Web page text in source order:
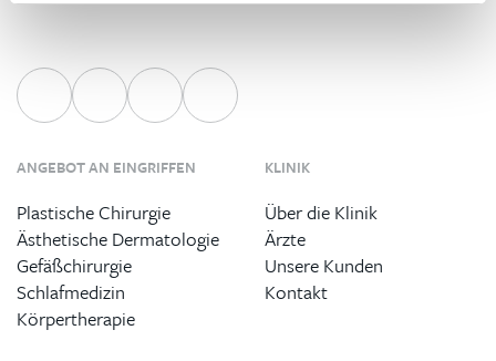
ANGEBOT AN EINGRIFFEN
Plastische Chirurgie
Ästhetische Dermatologie
Gefäßchirurgie
Schlafmedizin
Körpertherapie
KLINIK
Über die Klinik
Ärzte
Unsere Kunden
Kontakt